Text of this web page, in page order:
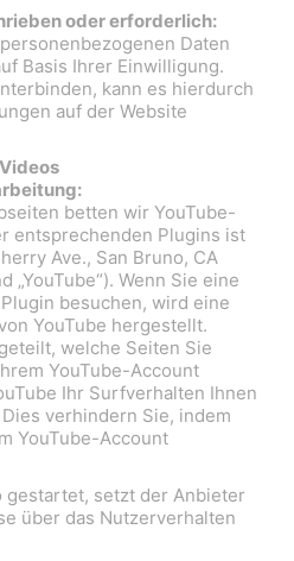
oder erforderlich:
Daten
Basis Ihrer Einwilligung.
kann es hierdurch
auf der Website
betten wir YouTube-
entsprechenden Plugins ist
Ave., San Bruno, CA
„YouTube“). Wenn Sie eine
besuchen, wird eine
YouTube hergestellt.
welche Seiten Sie
YouTube-Account
Ihr Surfverhalten Ihnen
verhindern Sie, indem
YouTube-Account
gestartet, setzt der Anbieter
über das Nutzerverhalten